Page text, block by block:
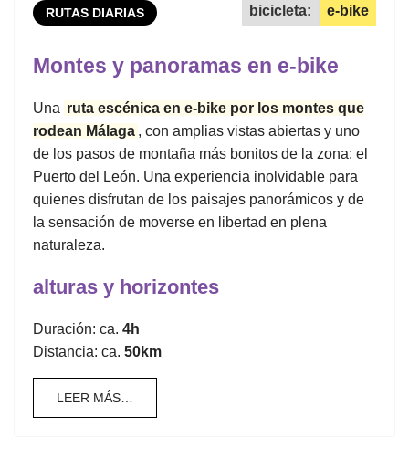
bicicleta: e-bike
RUTAS DIARIAS
Montes y panoramas en e-bike
Una ruta escénica en e-bike por los montes que
rodean Málaga , con amplias vistas abiertas y uno
de los pasos de montaña más bonitos de la zona: el
Puerto del León. Una experiencia inolvidable para
quienes disfrutan de los paisajes panorámicos y de
la sensación de moverse en libertad en plena
naturaleza.
alturas y horizontes
Duración: ca. 4h
Distancia: ca. 50km
LEER MÁS…